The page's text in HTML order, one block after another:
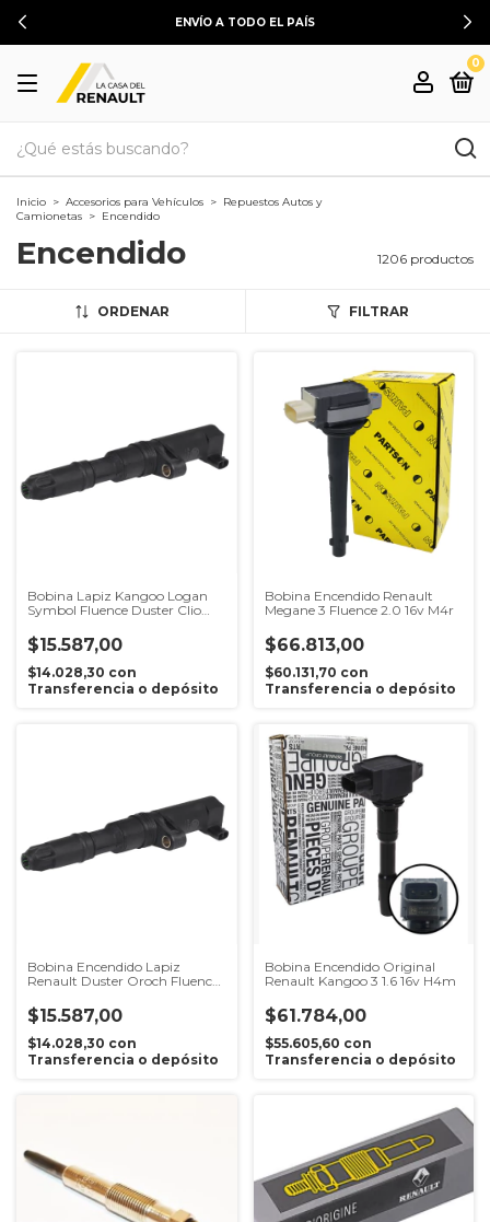
ENVÍO A TODO EL PAÍS
0
Inicio > Accesorios para Vehículos > Repuestos Autos y
Camionetas > Encendido
Encendido 1206 productos
ORDENAR FILTRAR
Bobina Lapiz Kangoo Logan
Symbol Fluence Duster Clio
$15.587,00
$14.028,30 con
Transferencia o depósito
Bobina Encendido Renault
Megane 3 Fluence 2.0 16v M4r
$66.813,00
$60.131,70 con
Transferencia o depósito
Bobina Encendido Lapiz
Renault Duster Oroch Fluence
16v F4r
$15.587,00
$14.028,30 con
Transferencia o depósito
Bobina Encendido Original
Renault Kangoo 3 1.6 16v H4m
$61.784,00
$55.605,60 con
Transferencia o depósito